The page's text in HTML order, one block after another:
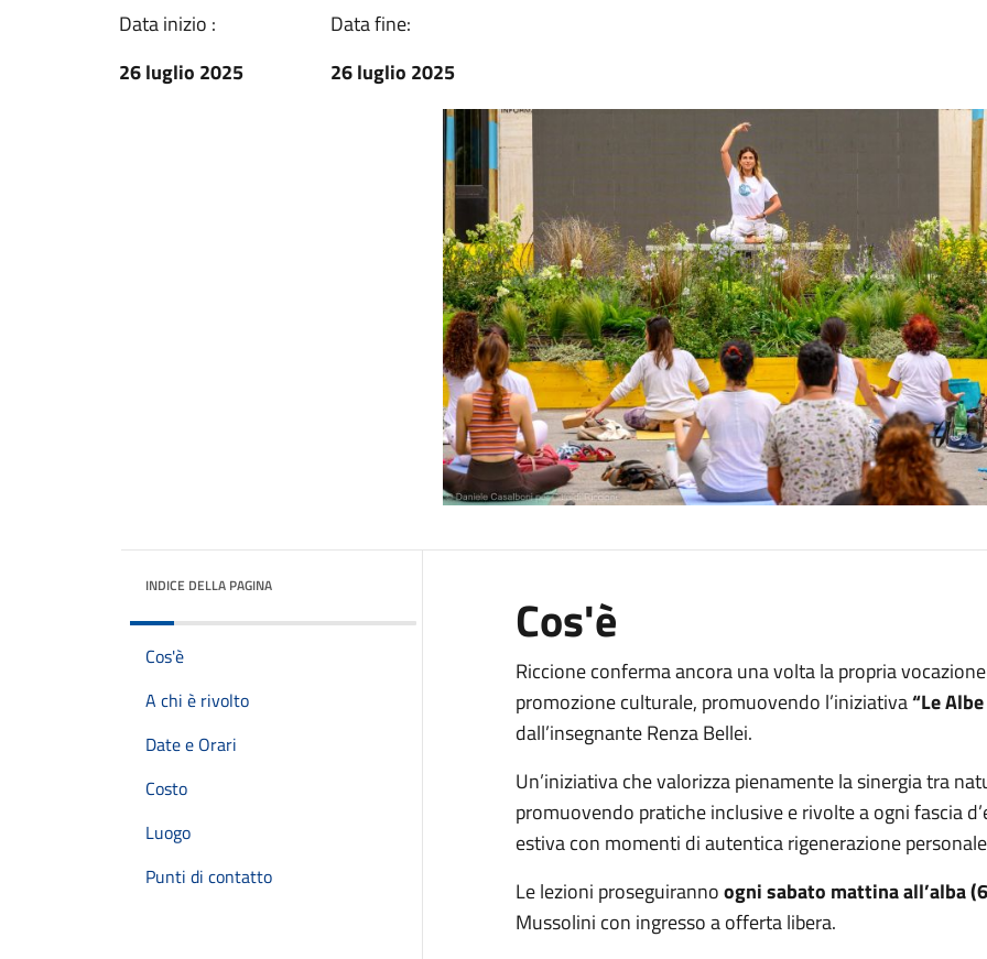
Data inizio :
26 luglio 2025
Data fine:
26 luglio 2025
INDICE DELLA PAGINA
Cos'è
A chi è rivolto
Date e Orari
Costo
Luogo
Punti di contatto
Cos'è
Riccione conferma ancora una volta la propria
promozione culturale, promuovendo l’iniziativa“Le
dall’insegnante Renza Bellei.
Un’iniziativa che valorizza pienamente la sinergia tra
promuovendo pratiche inclusive e rivolte a ogni fascia
estiva con momenti di autentica rigenerazione
Le lezioni proseguirannoogni sabato mattina all’alba
Mussolini con ingresso a offerta libera.